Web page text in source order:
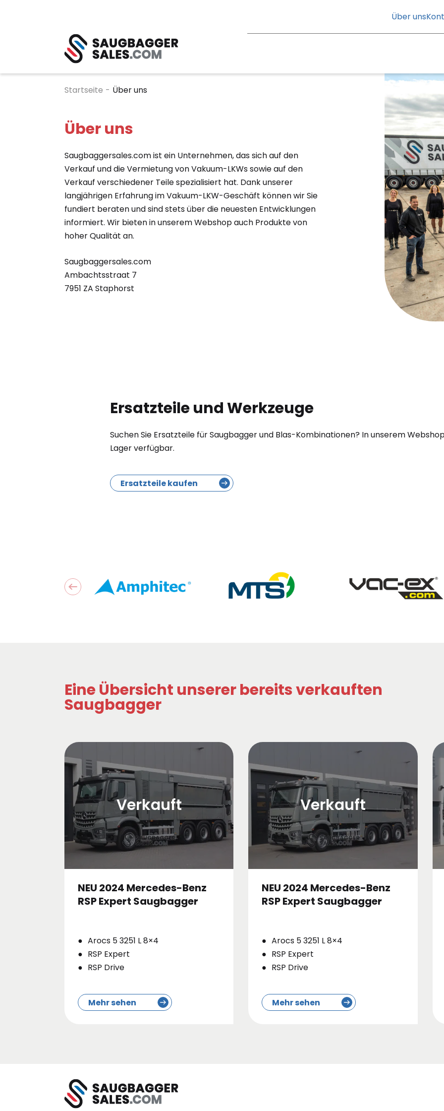
Über uns
Startseite - Über uns
Über uns
Saugbaggersales.com ist ein Unternehmen, das sich auf den
Verkauf und die Vermietung von Vakuum-LKWs sowie auf den
Verkauf verschiedener Teile spezialisiert hat. Dank unserer
langjährigen Erfahrung im Vakuum-LKW-Geschäft können wir Sie
fundiert beraten und sind stets über die neuesten Entwicklungen
informiert. Wir bieten in unserem Webshop auch Produkte von
hoher Qualität an.
Saugbaggersales.com
Ambachtsstraat 7
7951 ZA Staphorst
Ersatzteile und Werkzeuge
Suchen Sie Ersatzteile für Saugbagger und Blas-Kombinationen? In unserem
Lager verfügbar.
Ersatzteile kaufen
Eine Übersicht unserer bereits verkauften
Saugbagger
Verkauft
NEU 2024 Mercedes-Benz
RSP Expert Saugbagger
Arocs 5 3251 L 8×4
RSP Expert
RSP Drive
Mehr sehen
Verkauft
NEU 2024 Mercedes-Benz
RSP Expert Saugbagger
Arocs 5 3251 L 8×4
RSP Expert
RSP Drive
Mehr sehen